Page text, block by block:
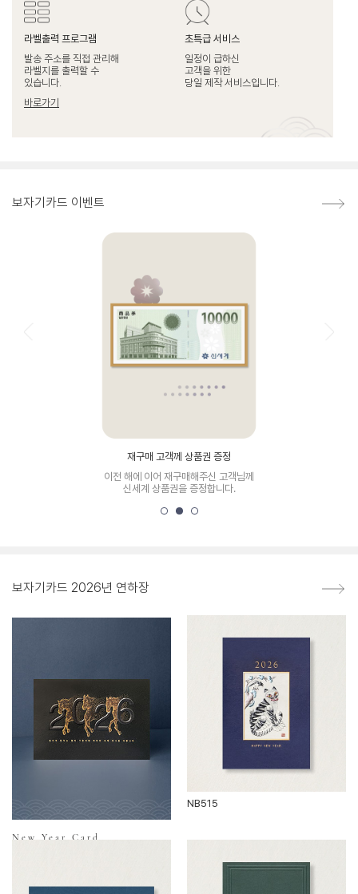
라벨출력 프로그램
발송 주소를 직접 관리해
라벨지를 출력할 수
있습니다.
바로가기
초특급 서비스
일정이 급하신
고객을 위한
당일 제작 서비스입니다.
보자기카드 이벤트
재구매 고객께 상품권 증정
이전 해에 이어 재구매해주신 고객님께
신세계 상품권을 증정합니다.
보자기카드 2026년 연하장
New Year Card
NB515